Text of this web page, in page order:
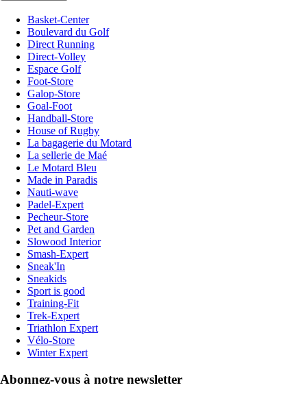
Basket-Center
Boulevard du Golf
Direct Running
Direct-Volley
Espace Golf
Foot-Store
Galop-Store
Goal-Foot
Handball-Store
House of Rugby
La bagagerie du Motard
La sellerie de Maé
Le Motard Bleu
Made in Paradis
Nauti-wave
Padel-Expert
Pecheur-Store
Pet and Garden
Slowood Interior
Smash-Expert
Sneak'In
Sneakids
Sport is good
Training-Fit
Trek-Expert
Triathlon Expert
Vélo-Store
Winter Expert
Abonnez-vous à notre newsletter